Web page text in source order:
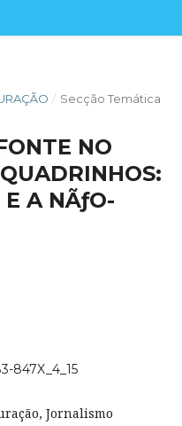
/ Secção Temática
NO
A NÃƒO-
847X_4_15
Jornalismo